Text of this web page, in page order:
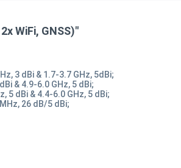
WiFi, GNSS)"
3 dBi & 1.7-3.7 GHz, 5dBi;
& 4.9-6.0 GHz, 5 dBi;
5 dBi & 4.4-6.0 GHz, 5 dBi;
26 dB/5 dBi;